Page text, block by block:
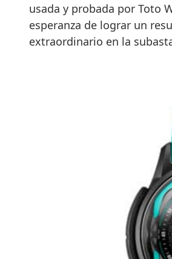
usada y probada por Toto
esperanza de lograr un
extraordinario en la